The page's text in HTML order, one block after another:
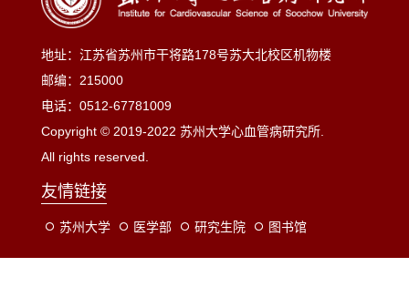
地址：江苏省苏州市干将路178号苏大北校区机物楼
邮编：215000
电话：0512-67781009
Copyright © 2019-2022 苏州大学心血管病研究所.
All rights reserved.
友情链接
苏州大学 医学部 研究生院 图书馆